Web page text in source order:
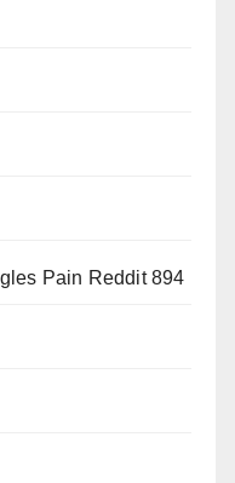
Pain Reddit 894